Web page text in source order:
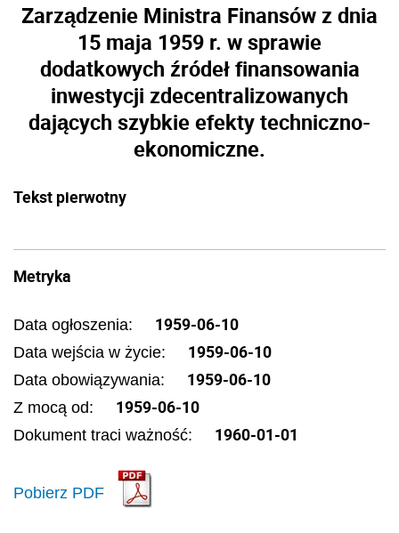
Zarządzenie Ministra Finansów z dnia
15 maja 1959 r. w sprawie
dodatkowych źródeł finansowania
inwestycji zdecentralizowanych
dających szybkie efekty techniczno-
ekonomiczne.
Tekst pierwotny
Metryka
Data ogłoszenia: 1959-06-10
Data wejścia w życie: 1959-06-10
Data obowiązywania: 1959-06-10
Z mocą od: 1959-06-10
Dokument traci ważność: 1960-01-01
Pobierz PDF